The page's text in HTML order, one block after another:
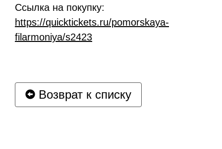
Ссылка на покупку:
https://quicktickets.ru/pomorskaya-
filarmoniya/s2423
Возврат к списку